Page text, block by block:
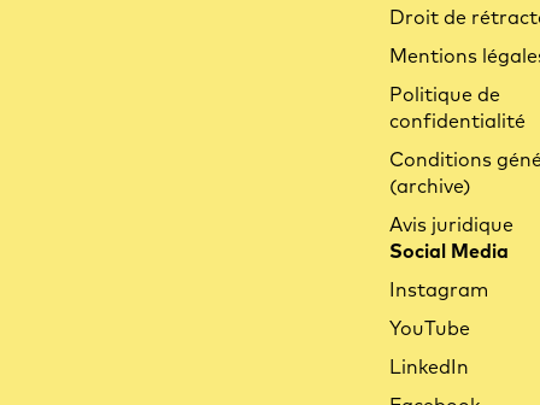
Droit de
Mentions
Politique de
confidentialité
Conditions
(archive)
Avis juridique
Social Media
Instagram
YouTube
LinkedIn